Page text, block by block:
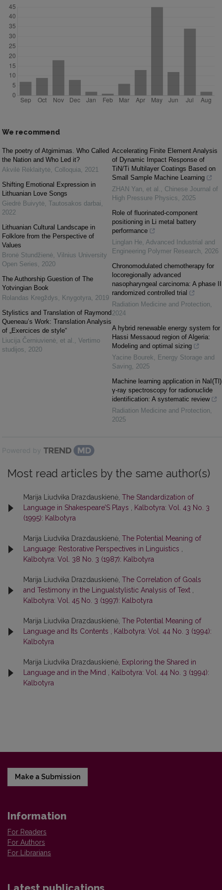
We recommend
The poetry of Atgimimas. Who Called
the Nation and Who Led it?
Akvilė Rėklaitytė, Colloquia, 2021
Shifting Emotional Expression in
Lithuanian Love Songs
Giedrė Buivytė, Tautosakos darbai,
2022
Lithuanian Cultural Landscape in
Folklore from the Perspective of
Values
Bronė Stundžienė, Vilnius University
Open Series, 2020
The Authorship Guestion of The
Yotvingian Book
Rolandas Kregždys, Knygotyra, 2019
Stylistics and Translation of Raymond
Queneau’s Work: Translation Analysis
of „Exercices de style“
Liucija Černiuvienė, et al. , Vertimo
studijos, 2020
Accelerating Finite Element Analysis
of Dynamic Impact Response of
TiN/Ti Multilayer Coatings Based on
Small Sample Machine Learning
ZHAN Yan, et al. , Chinese Journal of
High Pressure Physics, 2025
Role of fluorinated-component
positioning in Li metal battery
performance
Linglan He, Advanced Industrial and
Engineering Polymer Research, 2026
Chronomodulated chemotherapy for
locoregionally advanced
nasopharyngeal carcinoma: A phase II
randomized controlled trial
Radiation Medicine and Protection,
2024
A hybrid renewable energy system for
Hassi Messaoud region of Algeria:
Modeling and optimal sizing
Yacine Bourek, Energy Storage and
Saving, 2025
Machine learning application in NaI(Tl)
γ-ray spectroscopy for radionuclide
identification: A systematic review
Radiation Medicine and Protection,
2025
Powered by
Most read articles by the same author(s)
Marija Liudvika Drazdauskienė, The Standardization of
Language in Shakespeare’S Plays
Kalbotyra: Vol. 43 No. 3
(1995): Kalbotyra
Marija Liudvika Drazdauskienė, The Potential Meaning of
Language: Restorative Perspectives in Linguistics
Kalbotyra: Vol. 38 No. 3 (1987): Kalbotyra
Marija Liudvika Drazdauskienė, The Correlation of Goals
and Testimony in the Lingualstylistic Analysis of Text
Kalbotyra: Vol. 45 No. 3 (1997): Kalbotyra
Marija Liudvika Drazdauskienė, The Potential Meaning of
Language and Its Contents
Kalbotyra: Vol. 44 No. 3 (1994):
Kalbotyra
Marija Liudvika Drazdauskienė, Exploring the Shared in
Language and in the Mind
Kalbotyra: Vol. 44 No. 3 (1994):
Kalbotyra
Make a Submission
Information
For Readers
For Authors
For Librarians